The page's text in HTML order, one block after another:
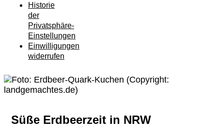
Historie
der
Privatsphäre-
Einstellungen
Einwilligungen
widerrufen
Süße Erdbeerzeit in NRW